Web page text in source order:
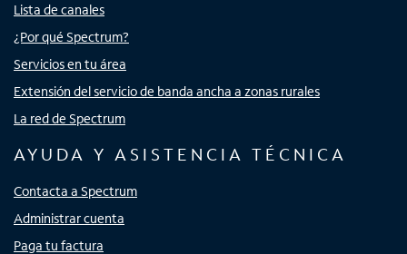
Lista de canales
¿Por qué Spectrum?
Servicios en tu área
Extensión del servicio de banda ancha a zonas rurales
La red de Spectrum
AYUDA Y ASISTENCIA TÉCNICA
Contacta a Spectrum
Administrar cuenta
Paga tu factura